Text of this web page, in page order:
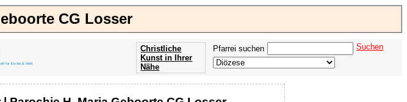
CG Losser
Pfarrei suchen Suchen
Christliche
Kunst in Ihrer
Nähe